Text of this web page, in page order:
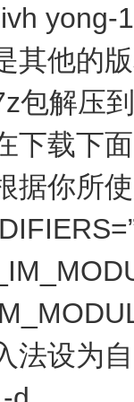
yong-
其他的
包解压
下载下
据你所
法设为